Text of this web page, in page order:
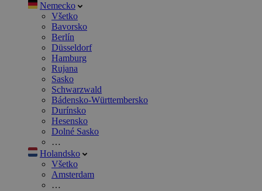
Nemecko
Všetko
Bavorsko
Berlín
Düsseldorf
Hamburg
Rujana
Sasko
Schwarzwald
Bádensko-Württembersko
Durínsko
Hesensko
Dolné Sasko
…
Holandsko
Všetko
Amsterdam
…